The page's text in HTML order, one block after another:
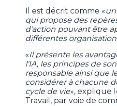
Il est décrit comme «
qui propose des
d'action pouvant être
différentes
«Il présente les
l'IA, les principes de
responsable ainsi que
considérer à chacune
cycle de vie», explique
Travail, par voie de